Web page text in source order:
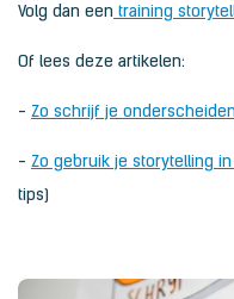
Volg dan een training
Of lees deze artikelen:
- Zo schrijf je
- Zo gebruik je storytelling
tips)